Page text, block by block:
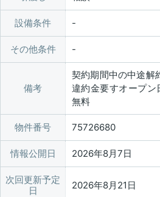
設備条件
その他条件
備考
契約期間中の中途解
違約金要すオープ
無料
物件番号 75726680
情報公開日 2026年8月7日
次回更新予定
日
2026年8月21日